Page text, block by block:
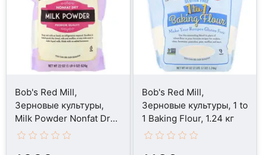
Bob's Red Mill,
Зерновые культуры,
Milk Powder Nonfat Dry,
624 г
Bob's Red Mill,
Зерновые культуры, 1 to
1 Baking Flour, 1.24 кг